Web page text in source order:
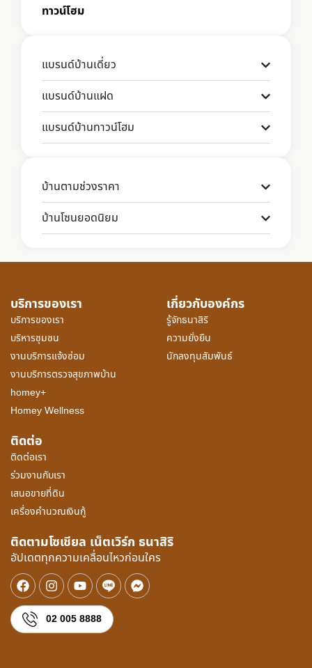
ทาวน์โฮม
แบรนด์บ้านเดี่ยว
แบรนด์บ้านแฝด
แบรนด์บ้านทาวน์โฮม
บ้านตามช่วงราคา
บ้านโซนยอดนิยม
บริการของเรา
บริการของเรา
บริหารชุมชน
งานบริการแจ้งซ่อม
งานบริการตรวจสุขภาพบ้าน
homey+
Homey Wellness
เกี่ยวกับองค์กร
รู้จักธนาสิริ
ความยั่งยืน
นักลงทุนสัมพันธ์
ติดต่อ
ติดต่อเรา
ร่วมงานกับเรา
เสนอขายที่ดิน
เครื่องคำนวณเงินกู้
ติดตามโซเชียล เน็ตเวิร์ก ธนาสิริ
อัปเดตทุกความเคลื่อนไหวก่อนใคร
02 005 8888